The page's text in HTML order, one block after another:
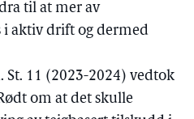
til at mer av
i aktiv drift og dermed
11 (2023-2024) vedtok
om at det skulle